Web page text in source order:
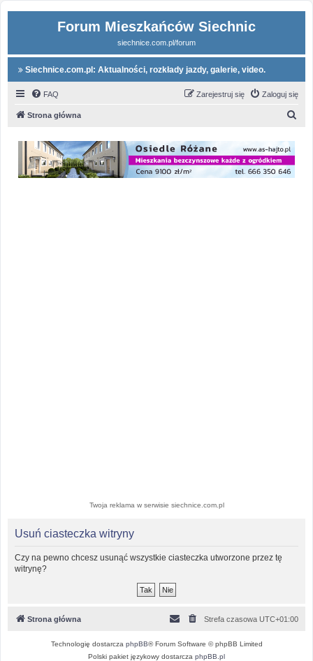
Forum Mieszkańców Siechnic
siechnice.com.pl/forum
Siechnice.com.pl: Aktualności, rozkłady jazdy, galerie, video.
FAQ Zaloguj się
Zarejestruj się
Strona główna
Twoja reklama w serwisie siechnice.com.pl
Usuń ciasteczka witryny
Czy na pewno chcesz usunąć wszystkie ciasteczka utworzone przez tę
witrynę?
Strona główna Strefa czasowa UTC+01:00
Technologię dostarcza phpBB® Forum Software © phpBB Limited
Polski pakiet językowy dostarcza phpBB.pl